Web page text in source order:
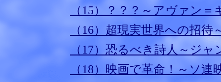
（15）？？？～アヴァン
（16）超現実世界への招
（17）恐るべき詩人～ジ
（18）映画で革命！～ソ